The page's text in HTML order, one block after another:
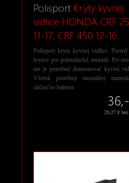
Polisport Kryty kyvnej
vidlice HONDA CRF
11-17, CRF 450 12-16
Polisport kryty kyvnej vidlice.
krytov pre jednoduchú montáž. Pri
nie je potrebné demontovať kyvnú
Všetok potrebný montážny
súčasťou balenia.
29,27 €